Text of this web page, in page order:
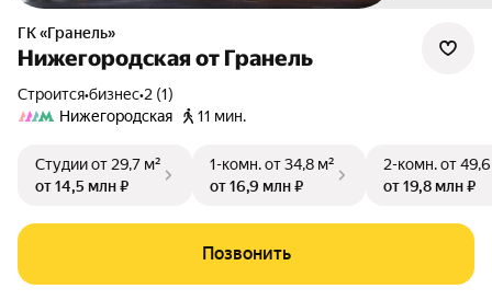
ГК «Гранель»
Нижегородская от Гранель
Строится•бизнес•2 (1)
Нижегородская
11 мин.
Студииот 29,7 м²
от 14,5 млн ₽
1-комн.от 34,8 м²
от 16,9 млн ₽
2-комн.от
от 19,8 млн ₽
Позвонить